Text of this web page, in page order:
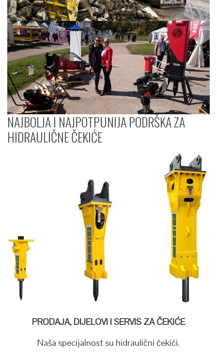
NAJBOLJA I NAJPOTPUNIJA PODRŠKA ZA
HIDRAULIČNE ČEKIĆE
PRODAJA, DIJELOVI I SERVIS ZA ČEKIĆE
Naša specijalnost su hidraulični čekići.